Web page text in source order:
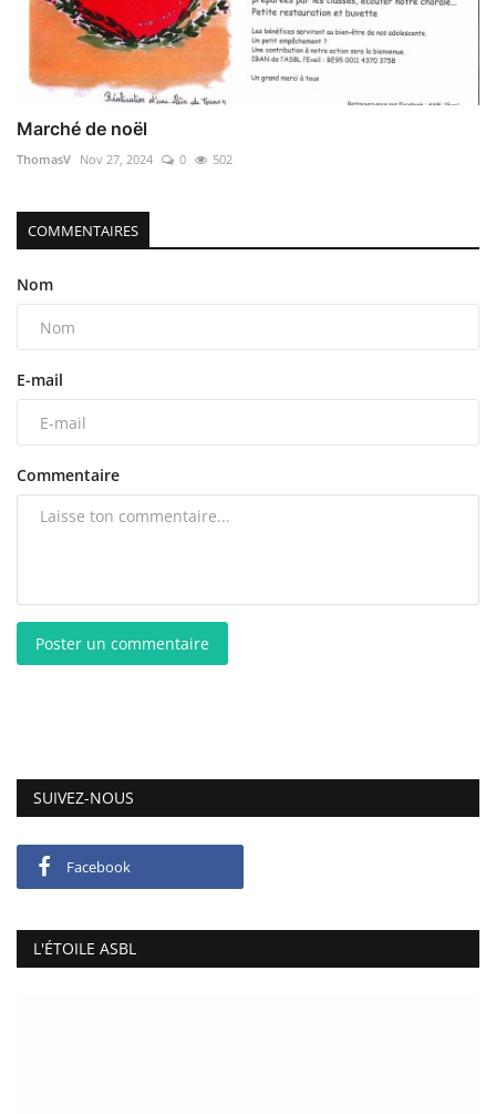
Marché de noël
ThomasV Nov 27, 2024 0 502
COMMENTAIRES
Nom
E-mail
Commentaire
Poster un commentaire
SUIVEZ-NOUS
Facebook
L'ÉTOILE ASBL